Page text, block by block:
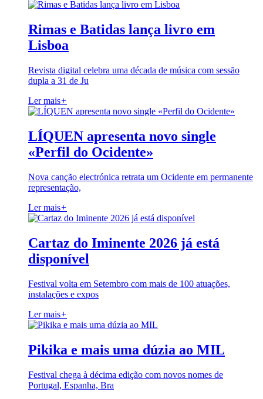
Rimas e Batidas lança livro em
Lisboa
Revista digital celebra uma década de música com sessão
dupla a 31 de Ju
Ler mais+
LÍQUEN apresenta novo single
«Perfil do Ocidente»
Nova canção electrónica retrata um Ocidente em permanente
representação,
Ler mais+
Cartaz do Iminente 2026 já está
disponível
Festival volta em Setembro com mais de 100 atuações,
instalações e expos
Ler mais+
Pikika e mais uma dúzia ao MIL
Festival chega à décima edição com novos nomes de
Portugal, Espanha, Bra